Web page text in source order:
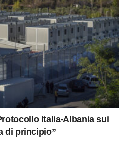
Italia-Albania sui
di principio”